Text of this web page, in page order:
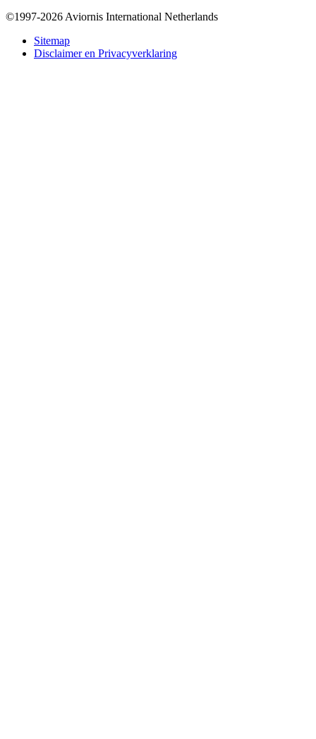
Bottom
©1997-2026 Aviornis International Netherlands
Sitemap
Disclaimer en Privacyverklaring